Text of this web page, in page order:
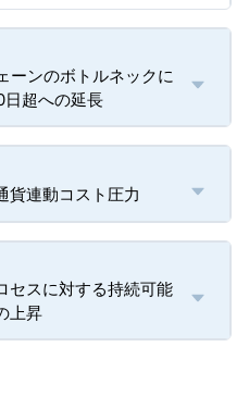
ーンのボトルネックに
超への延長
貨連動コスト圧力
セスに対する持続可能
上昇